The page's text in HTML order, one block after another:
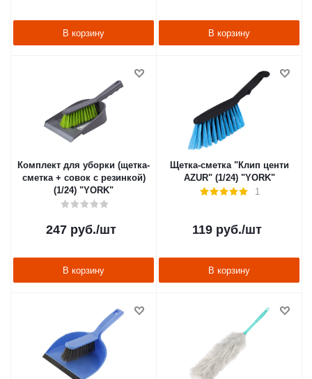
В корзину В корзину
Комплект для уборки (щетка-
сметка + совок с резинкой)
(1/24) "YORK"
247 руб./шт
В корзину
Щетка-сметка "Клип центи
AZUR" (1/24) "YORK"
1
119руб./шт
В корзину